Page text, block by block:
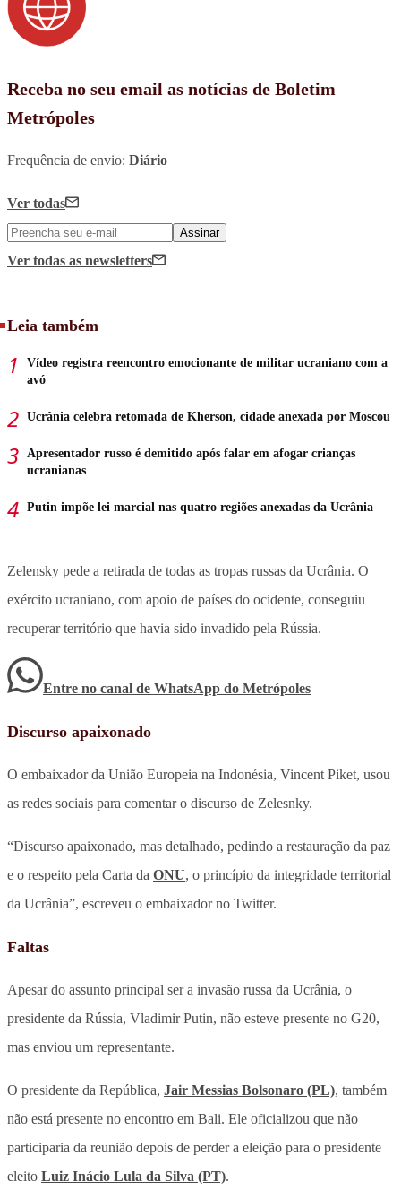
Receba no seu email as notícias de Boletim
Metrópoles
Frequência de envio: Diário
Ver todas
Assinar
Ver todas as newsletters
Leia também
Vídeo registra reencontro emocionante de militar ucraniano com a
avó
Ucrânia celebra retomada de Kherson, cidade anexada por Moscou
Apresentador russo é demitido após falar em afogar crianças
ucranianas
Putin impõe lei marcial nas quatro regiões anexadas da Ucrânia
Zelensky pede a retirada de todas as tropas russas da Ucrânia. O
exército ucraniano, com apoio de países do ocidente, conseguiu
recuperar território que havia sido invadido pela Rússia.
Entre no canal de WhatsApp do Metrópoles
Discurso apaixonado
O embaixador da União Europeia na Indonésia, Vincent Piket, usou
as redes sociais para comentar o discurso de Zelesnky.
“Discurso apaixonado, mas detalhado, pedindo a restauração da paz
e o respeito pela Carta da ONU, o princípio da integridade territorial
da Ucrânia”, escreveu o embaixador no Twitter.
Faltas
Apesar do assunto principal ser a invasão russa da Ucrânia, o
presidente da Rússia, Vladimir Putin, não esteve presente no G20,
mas enviou um representante.
O presidente da República, Jair Messias Bolsonaro (PL), também
não está presente no encontro em Bali. Ele oficializou que não
participaria da reunião depois de perder a eleição para o presidente
eleito Luiz Inácio Lula da Silva (PT).